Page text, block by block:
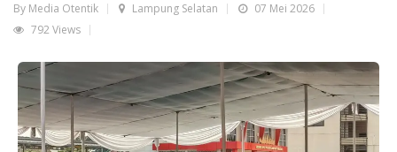
By Media Otentik Lampung Selatan
07 Mei 2026
792 Views